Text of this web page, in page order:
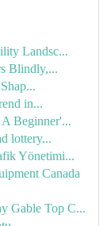
Landsc...
Blindly,...
in...
Beginner'...
lottery...
Yönetimi...
Canada
Gable Top C...